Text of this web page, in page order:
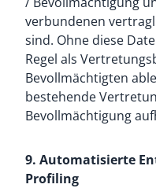
verbundenen
sind. Ohne diese
Regel als
Bevollmächtigten
bestehende
Bevollmächtigung
9. Automatisierte
Profiling